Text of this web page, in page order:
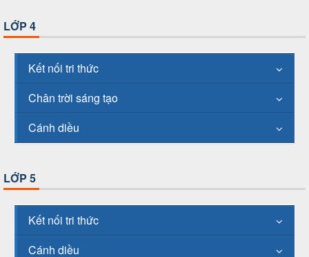
LỚP 4
Kết nối tri thức
Chân trời sáng tạo
Cánh diều
LỚP 5
Kết nối tri thức
Cánh diều